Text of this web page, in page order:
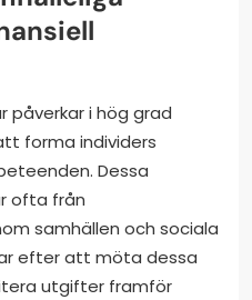
påverkar i hög grad
forma individers
Dessa
ofta från
samhällen och sociala
efter att möta dessa
utgifter framför